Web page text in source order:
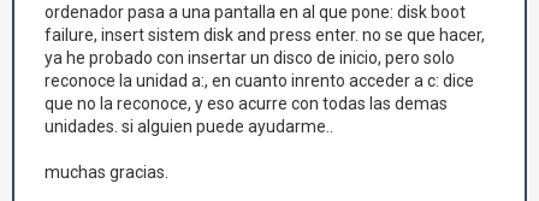
ordenador pasa a una pantalla en al que pone: disk boot
failure, insert sistem disk and press enter. no se que hacer,
ya he probado con insertar un disco de inicio, pero solo
reconoce la unidad a:, en cuanto inrento acceder a c: dice
que no la reconoce, y eso acurre con todas las demas
unidades. si alguien puede ayudarme..
muchas gracias.